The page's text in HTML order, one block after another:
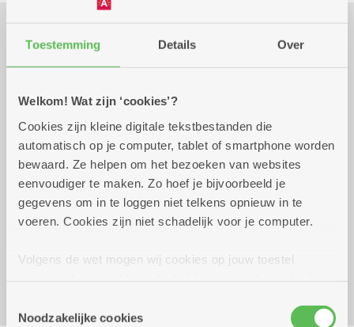
Toestemming Details Over
Welkom! Wat zijn ‘cookies’?
Cookies zijn kleine digitale tekstbestanden die
automatisch op je computer, tablet of smartphone worden
bewaard. Ze helpen om het bezoeken van websites
eenvoudiger te maken. Zo hoef je bijvoorbeeld je
gegevens om in te loggen niet telkens opnieuw in te
voeren. Cookies zijn niet schadelijk voor je computer.
Volgens de wet mogen wij cookies op jouw toestel
cookies hebben we jouw toestemming nodig. Sommige
Noodzakelijke cookies
Praktisch
dinsdag 1 september
2026
uur
3.90 euro
Reserveer vervoer
Floraliënlaan 400 C